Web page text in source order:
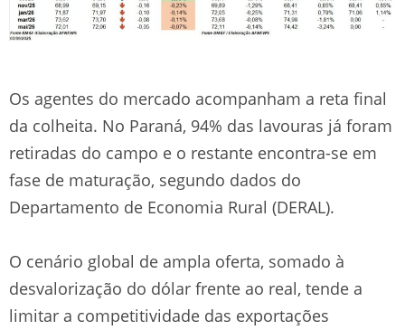
Os agentes do mercado acompanham a reta final
da colheita. No Paraná, 94% das lavouras já foram
retiradas do campo e o restante encontra-se em
fase de maturação, segundo dados do
Departamento de Economia Rural (DERAL).
O cenário global de ampla oferta, somado à
desvalorização do dólar frente ao real, tende a
limitar a competitividade das exportações